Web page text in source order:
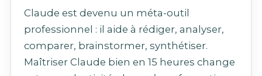
Claude est devenu un méta-outil
professionnel : il aide à rédiger, analyser,
comparer, brainstormer, synthétiser.
Maîtriser Claude bien en 15 heures change